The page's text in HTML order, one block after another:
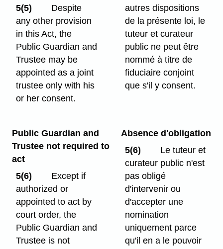
5(5)
Despite
any other provision
in this Act, the
Public Guardian and
Trustee may be
appointed as a joint
trustee only with his
or her consent.
autres dispositions
de la présente loi, le
tuteur et curateur
public ne peut être
nommé à titre de
fiduciaire conjoint
que s'il y consent.
Public Guardian and
Trustee not required to
act
5(6)
Except if
authorized or
appointed to act by
court order, the
Public Guardian and
Trustee is not
Absence d'obligation
5(6)
Le tuteur et
curateur public n'est
pas obligé
d'intervenir ou
d'accepter une
nomination
uniquement parce
qu'il en a le pouvoir